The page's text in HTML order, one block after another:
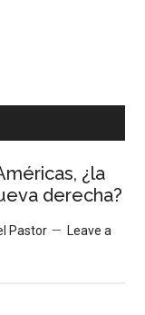
¿la
derecha?
Pastor
Leave a